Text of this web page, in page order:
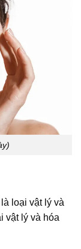
loại vật lý và
vật lý và hóa